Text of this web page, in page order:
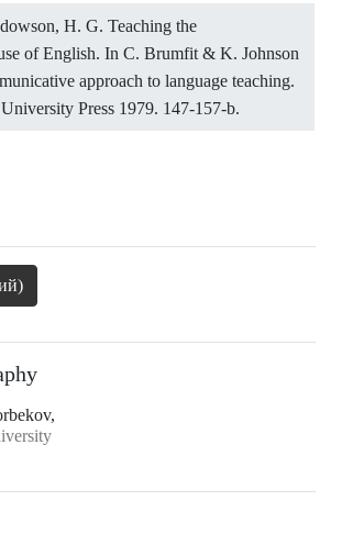
H. G. Teaching the
of English. In C. Brumfit & K. Johnson
approach to language teaching.
Press 1979. 147-157-b.